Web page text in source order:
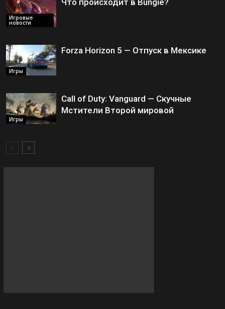
Игровые
новости
Игры
Forza Horizon 5 — Отпуск в Мексике
Игры
Call of Duty: Vanguard — Скучные
Мстители Второй мировой